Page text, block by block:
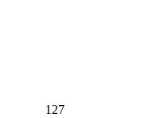
127